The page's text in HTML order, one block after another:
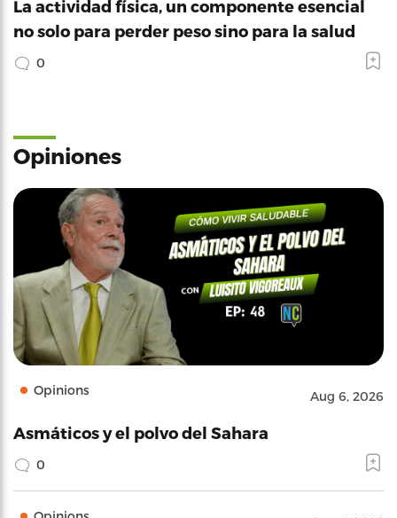
La actividad física, un componente esencial
no solo para perder peso sino para la salud
0
Opiniones
Opinions Aug 6, 2026
Asmáticos y el polvo del Sahara
0